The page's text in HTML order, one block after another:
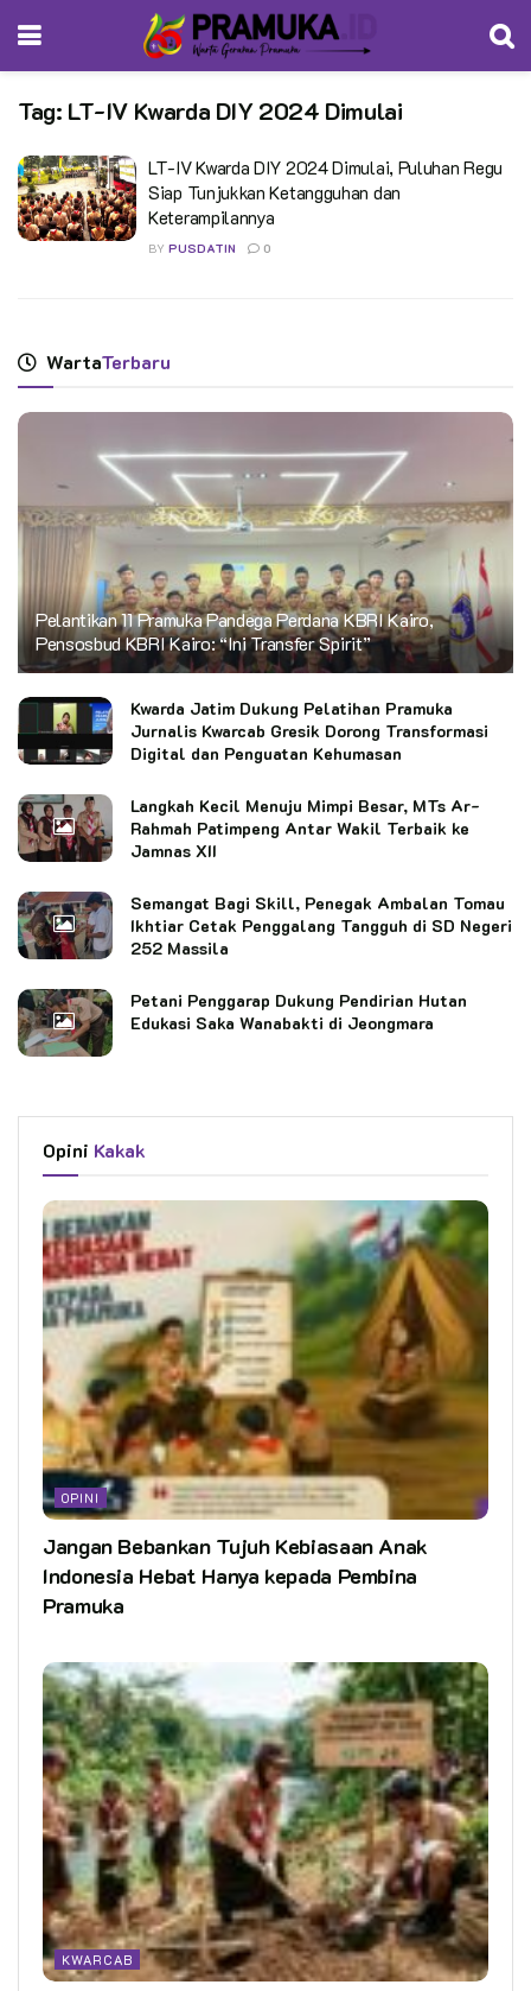
Tag: LT-IV Kwarda DIY 2024 Dimulai
LT-IV Kwarda DIY 2024 Dimulai, Puluhan Regu
Siap Tunjukkan Ketangguhan dan
Keterampilannya
BY PUSDATIN 0
WartaTerbaru
Pelantikan 11 Pramuka Pandega Perdana KBRI Kairo,
Pensosbud KBRI Kairo: “Ini Transfer Spirit”
Kwarda Jatim Dukung Pelatihan Pramuka
Jurnalis Kwarcab Gresik Dorong Transformasi
Digital dan Penguatan Kehumasan
Langkah Kecil Menuju Mimpi Besar, MTs Ar-
Rahmah Patimpeng Antar Wakil Terbaik ke
Jamnas XII
Semangat Bagi Skill, Penegak Ambalan Tomau
Ikhtiar Cetak Penggalang Tangguh di SD Negeri
252 Massila
Petani Penggarap Dukung Pendirian Hutan
Edukasi Saka Wanabakti di Jeongmara
Opini Kakak
OPINI
Jangan Bebankan Tujuh Kebiasaan Anak
Indonesia Hebat Hanya kepada Pembina
Pramuka
KWARCAB